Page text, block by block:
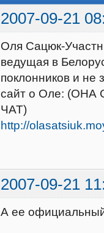
2007-09-21
Оля Сацюк-
ведущая в
поклонников и не
сайт о Оле:
ЧАТ)
http://
2007-09-21
А ее